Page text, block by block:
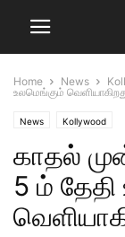
Home News
உலமெங்கும்
News Kollywood
காதல்
5 ம்